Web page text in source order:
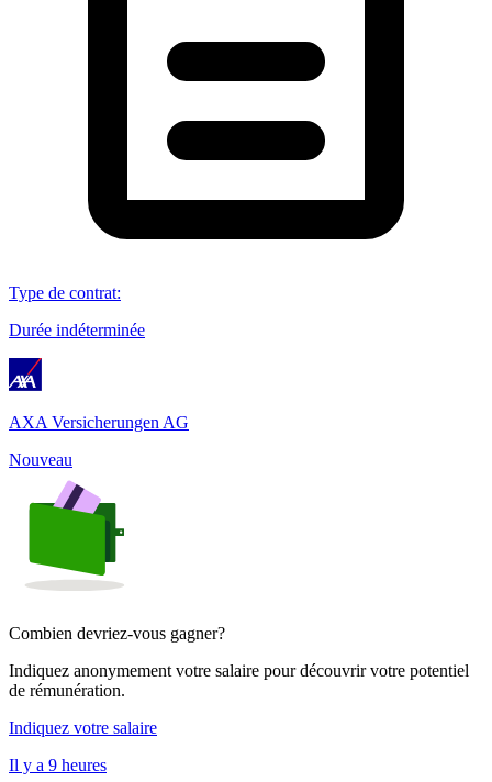
Type de contrat:
Durée indéterminée
AXA Versicherungen AG
Nouveau
Combien devriez-vous gagner?
Indiquez anonymement votre salaire pour découvrir votre potentiel
de rémunération.
Indiquez votre salaire
Il y a 9 heures